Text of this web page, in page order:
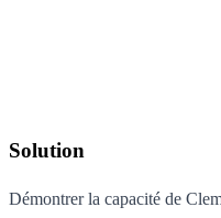
Solution
Démontrer la capacité de